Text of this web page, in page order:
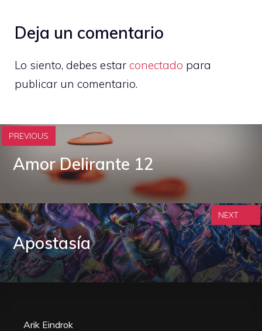
Deja un comentario
Lo siento, debes estar conectado para
publicar un comentario.
PREVIOUS
Amor Delirante 12
Apostasía
NEXT
Arik Eindrok